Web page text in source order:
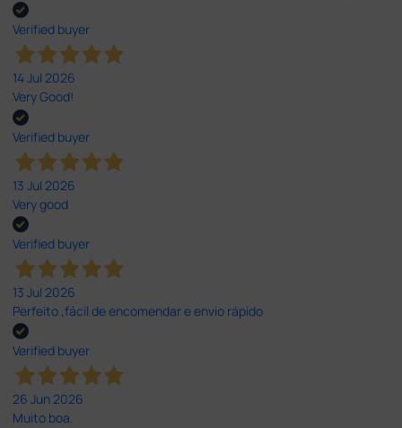
Verified buyer
14 Jul 2026
Very Good!
Verified buyer
13 Jul 2026
Very good
Verified buyer
13 Jul 2026
Perfeito ,fácil de encomendar e envio rápido
Verified buyer
26 Jun 2026
Muito boa.